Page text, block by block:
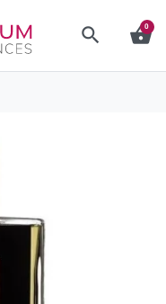
search shopping_basket
0